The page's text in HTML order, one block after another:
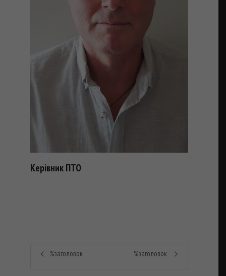
Керівник ПТО
%заголовок %заголовок